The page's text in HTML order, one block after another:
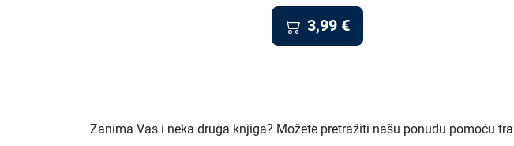
3,99 €
Zanima Vas i neka druga knjiga? Možete pretražiti našu ponudu pomoću